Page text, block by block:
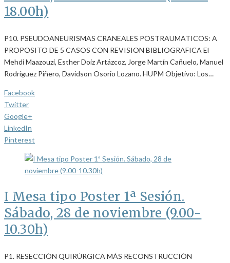
18.00h)
P10. PSEUDOANEURISMAS CRANEALES POSTRAUMATICOS: A
PROPOSITO DE 5 CASOS CON REVISION BIBLIOGRAFICA El
Mehdi Maazouzi, Esther Doiz Artázcoz, Jorge Martín Cañuelo, Manuel
Rodríguez Piñero, Davidson Osorio Lozano. HUPM Objetivo: Los…
Facebook
Twitter
Google+
LinkedIn
Pinterest
I Mesa tipo Poster 1ª Sesión.
Sábado, 28 de noviembre (9.00-
10.30h)
P1. RESECCIÓN QUIRÚRGICA MÁS RECONSTRUCCIÓN